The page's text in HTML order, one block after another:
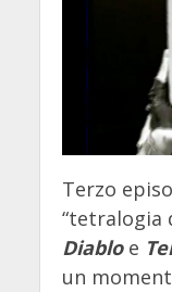
Terzo
“tetralogia
Diabloe
un